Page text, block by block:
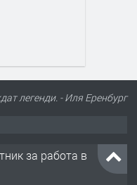
легенди. - Иля Еренбург
за работа в